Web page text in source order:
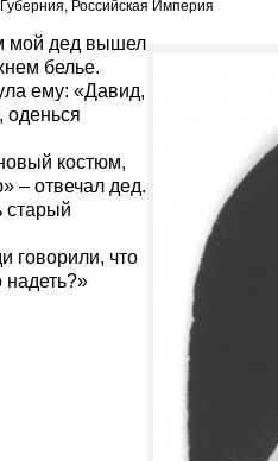
Российская Империя
мой дед вышел
белье.
ему: «Давид,
оденься
костюм,
– отвечал дед.
старый
говорили, что
надеть?»